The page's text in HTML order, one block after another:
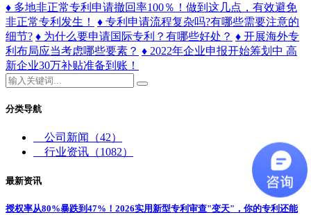
♦ 多地非正常专利申请撤回率100％！做到这几点，有效避免
非正常专利发生！
♦ 专利申请流程复杂吗?有哪些需要注意的
细节? ♦ 为什么要申请国际专利？有哪些好处？ ♦ 开展海外专
利布局应当考虑哪些要素？ ♦ 2022年企业申报开始筹划中 高
新企业30万补贴准备到账！
分类导航
公司新闻
（42）
行业资讯 （1082）
最新资讯
授权率从80%暴跌到47%！2026实用新型专利审查"变天"，你的专利还能